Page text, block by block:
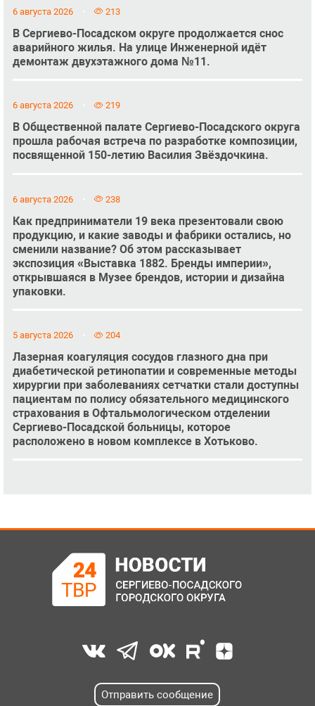
6 августа 2026 213
В Сергиево-Посадском округе продолжается снос
аварийного жилья. На улице Инженерной идёт
демонтаж двухэтажного дома №11.
6 августа 2026 219
В Общественной палате Сергиево-Посадского округа
прошла рабочая встреча по разработке композиции,
посвященной 150-летию Василия Звёздочкина.
6 августа 2026 238
Как предприниматели 19 века презентовали свою
продукцию, и какие заводы и фабрики остались, но
сменили название? Об этом рассказывает
экспозиция «Выставка 1882. Бренды империи»,
открывшаяся в Музее брендов, истории и дизайна
упаковки.
5 августа 2026 204
Лазерная коагуляция сосудов глазного дна при
диабетической ретинопатии и современные методы
хирургии при заболеваниях сетчатки стали доступны
пациентам по полису обязательного медицинского
страхования в Офтальмологическом отделении
Сергиево-Посадской больницы, которое
расположено в новом комплексе в Хотьково.
Отправить сообщение